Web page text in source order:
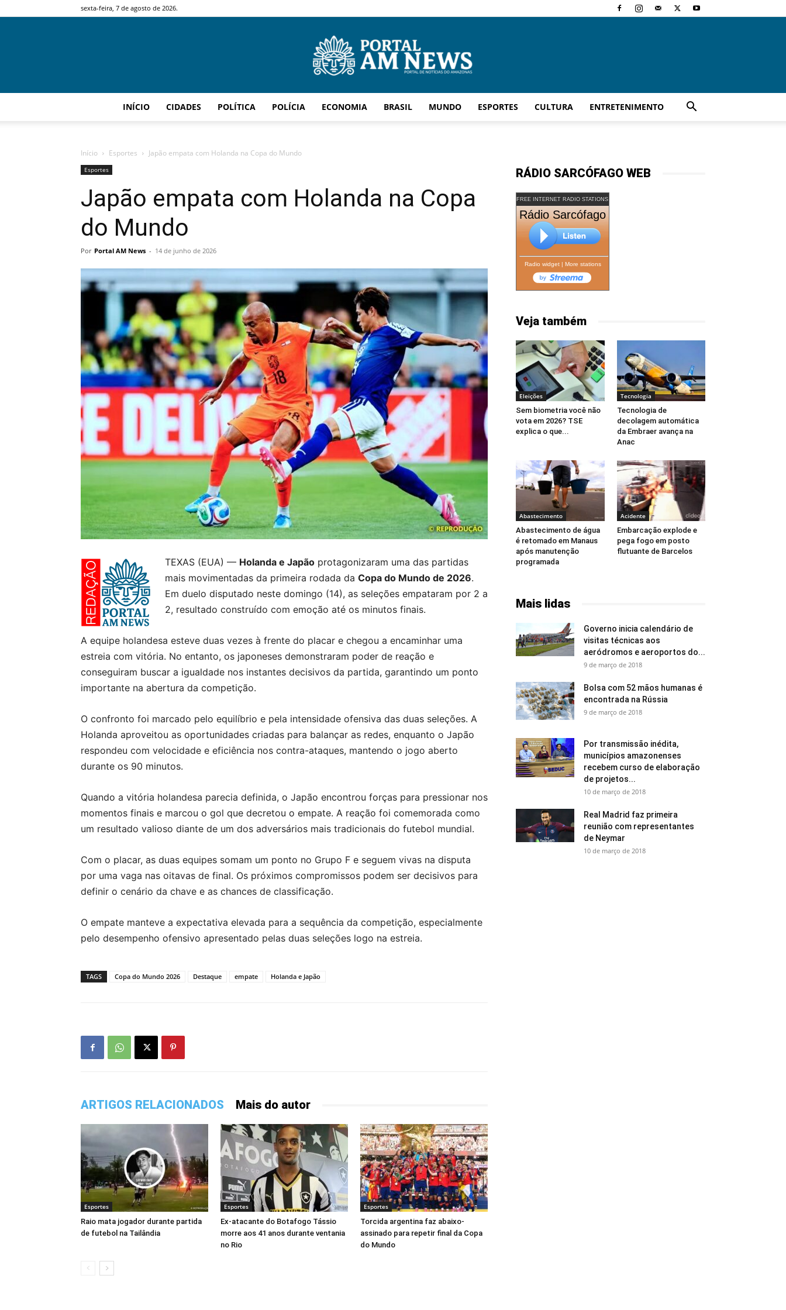
sexta-feira, 7 de agosto de 2026.
INÍCIO CIDADES POLÍTICA POLÍCIA ECONOMIA BRASIL MUNDO ESPORTES CULTURA ENTRETENIMENTO
Início Esportes Japão empata com Holanda na Copa do Mundo
Esportes
Japão empata com Holanda na Copa
do Mundo
Por Portal AM News - 14 de junho de 2026
TEXAS (EUA) — Holanda e Japão protagonizaram uma das partidas
mais movimentadas da primeira rodada da Copa do Mundo de 2026.
Em duelo disputado neste domingo (14), as seleções empataram por 2 a
2, resultado construído com emoção até os minutos finais.
A equipe holandesa esteve duas vezes à frente do placar e chegou a encaminhar uma
estreia com vitória. No entanto, os japoneses demonstraram poder de reação e
conseguiram buscar a igualdade nos instantes decisivos da partida, garantindo um ponto
importante na abertura da competição.
O confronto foi marcado pelo equilíbrio e pela intensidade ofensiva das duas seleções. A
Holanda aproveitou as oportunidades criadas para balançar as redes, enquanto o Japão
respondeu com velocidade e eficiência nos contra-ataques, mantendo o jogo aberto
durante os 90 minutos.
Quando a vitória holandesa parecia definida, o Japão encontrou forças para pressionar nos
momentos finais e marcou o gol que decretou o empate. A reação foi comemorada como
um resultado valioso diante de um dos adversários mais tradicionais do futebol mundial.
Com o placar, as duas equipes somam um ponto no Grupo F e seguem vivas na disputa
por uma vaga nas oitavas de final. Os próximos compromissos podem ser decisivos para
definir o cenário da chave e as chances de classificação.
O empate manteve a expectativa elevada para a sequência da competição, especialmente
pelo desempenho ofensivo apresentado pelas duas seleções logo na estreia.
TAGS Copa do Mundo 2026 Destaque empate Holanda e Japão
ARTIGOS RELACIONADOS Mais do autor
Esportes
Raio mata jogador durante partida
de futebol na Tailândia
Esportes
Ex-atacante do Botafogo Tássio
morre aos 41 anos durante ventania
no Rio
Esportes
Torcida argentina faz abaixo-
assinado para repetir final da Copa
do Mundo
RÁDIO SARCÓFAGO WEB
FREE INTERNET RADIO STATIONS
Rádio Sarcófago
Radio widget| More stations
Veja também
Eleições
Sem biometria você não
vota em 2026? TSE
explica o que...
Tecnologia
Tecnologia de
decolagem automática
da Embraer avança na
Anac
Abastecimento
Abastecimento de água
é retomado em Manaus
após manutenção
programada
Acidente
Embarcação explode e
pega fogo em posto
flutuante de Barcelos
Mais lidas
Governo inicia calendário de
visitas técnicas aos
aeródromos e aeroportos do...
9 de março de 2018
Bolsa com 52 mãos humanas é
encontrada na Rússia
9 de março de 2018
Por transmissão inédita,
municípios amazonenses
recebem curso de elaboração
de projetos...
10 de março de 2018
Real Madrid faz primeira
reunião com representantes
de Neymar
10 de março de 2018